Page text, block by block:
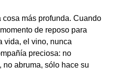
más profunda. Cuando
de reposo para
vida, el vino, nunca
preciosa: no
no abruma, sólo hace su